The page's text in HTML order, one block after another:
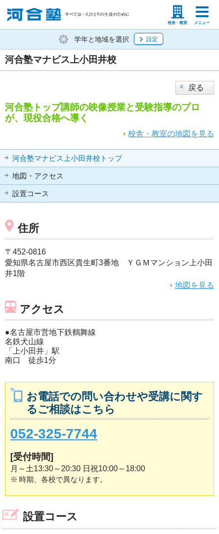
校舎・教室 メニュー
塾生の方 高等学校の先生
学年と地域を選択 設定
河合塾マナビス上小田井校
戻る
河合塾トップ講師の映像授業と受験指導のプロ
が、現役合格へ導く
校舎・教室の地図を見る
河合塾マナビス上小田井校トップ
地図・アクセス
設置コース
住所
〒452-0816
愛知県名古屋市西区貴生町3番地 ＹＧＭマンション上小田
井1階
地図を見る
アクセス
●名古屋市営地下鉄鶴舞線
名鉄犬山線
「上小田井」駅
南口 徒歩1分
お電話での問い合わせや受講に関す
るご相談はこちら
052-325-7744
[受付時間]
月～土13:30～20:30 日祝10:00～18:00
※ 時期、各校で異なります。
設置コース